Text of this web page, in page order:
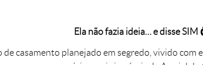
Ela não fazia ideia… e disse SIM
de casamento planejado em segredo, vivido com